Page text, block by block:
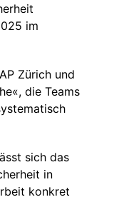
im
Zürich und
die Teams
sich das
in
konkret